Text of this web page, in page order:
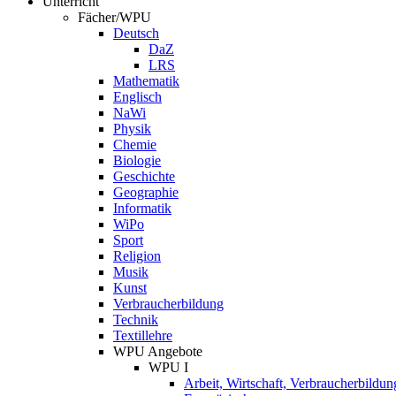
Fächer/WPU
Deutsch
DaZ
LRS
Mathematik
Englisch
NaWi
Physik
Chemie
Biologie
Geschichte
Geographie
Informatik
WiPo
Sport
Religion
Musik
Kunst
Verbraucherbildung
Technik
Textillehre
WPU Angebote
WPU I
Arbeit, Wirtschaft,